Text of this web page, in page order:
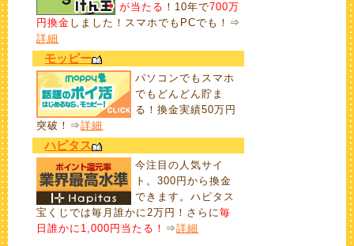
が当たる ！10年で700万
円換金 しました！スマホでもPCでも！⇒
詳細
モッピー
パソコンでもスマホ
でもどんどん貯ま
る！換金実績50万円
突破！⇒詳細
ハピタス
今注目の人気サイ
ト。300円から換金
できます。ハピタス
宝くじでは毎月誰かに2万円！さらに毎
日誰かに1,000円当たる！ ⇒詳細